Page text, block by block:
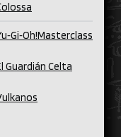
Guardián Celta